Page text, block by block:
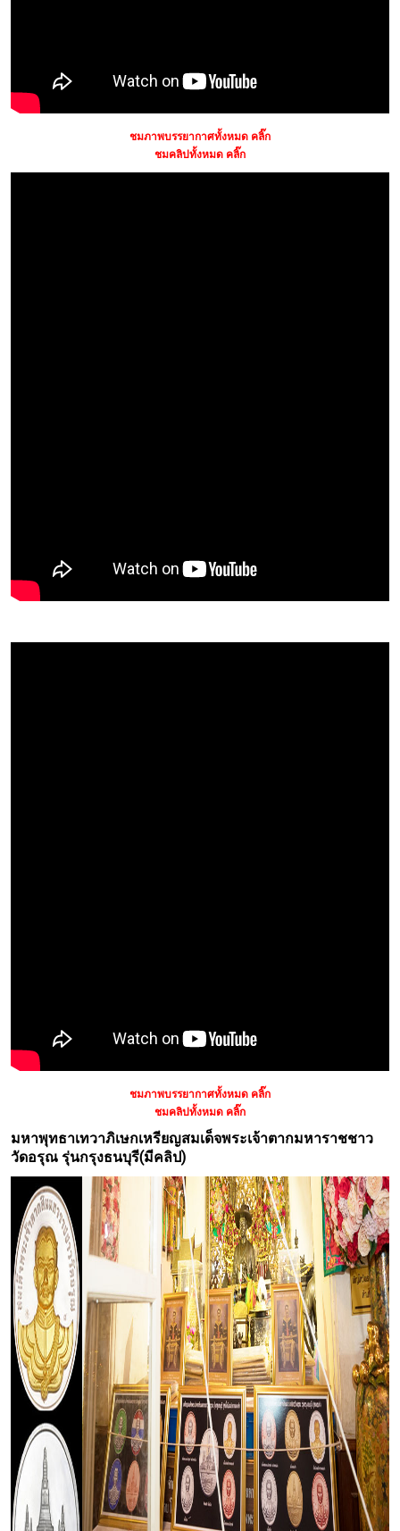
ชมภาพบรรยากาศทั้งหมด คลิ๊ก
ชมคลิปทั้งหมด คลิ๊ก
ชมภาพบรรยากาศทั้งหมด คลิ๊ก
ชมคลิปทั้งหมด คลิ๊ก
มหาพุทธาเทวาภิเษกเหรียญสมเด็จพระเจ้าตากมหาราชชาว
วัดอรุณ รุ่นกรุงธนบุรี(มีคลิป)